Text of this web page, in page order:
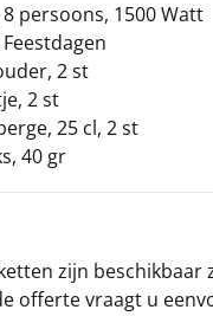
persoons, 1500 Watt
2 st
2 st
25 cl, 2 st
40 gr
zijn
offerte vraagt u